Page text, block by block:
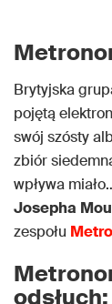
Brytyjska
pojętą
swój szósty
zbiór
wpływa
Josepha
zespołu
odsłuch: